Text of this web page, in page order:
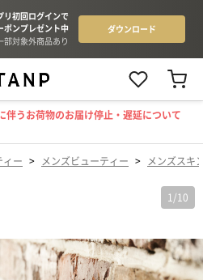
伴うお荷物のお届け停止・遅延について
ィー > メンズビューティー > メンズスキ
1 /10